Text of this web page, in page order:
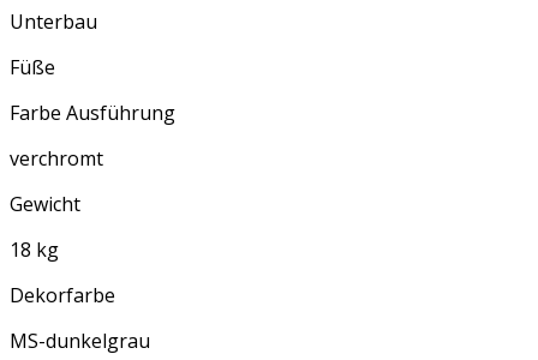
Unterbau
Füße
Farbe Ausführung
verchromt
Gewicht
18 kg
Dekorfarbe
MS-dunkelgrau